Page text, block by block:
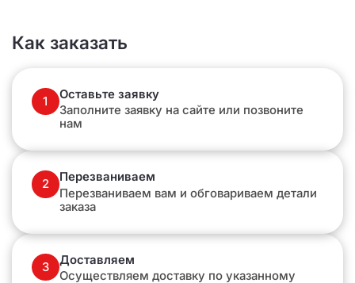
Как заказать
1
Оставьте заявку
Заполните заявку на сайте или позвоните
нам
2
Перезваниваем
Перезваниваем вам и обговариваем детали
заказа
3
Доставляем
Осуществляем доставку по указанному